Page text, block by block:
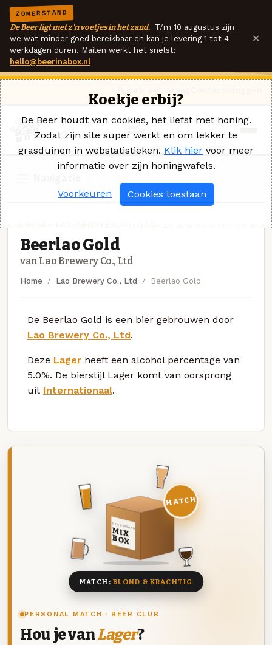
ZOMERSTAND
De Beer ligt met z'n voetjes in het zand. T/m 10 augustus zijn
we wat minder goed bereikbaar en kan je levering 1 tot 4
werkdagen duren. Mailen werkt het snelst:
hello@beerinabox.nl
×
Beerlao Gold
van Lao Brewery Co., Ltd
Home Lao Brewery Co., Ltd Beerlao Gold
De Beerlao Gold is een bier gebrouwen door
Lao Brewery Co., Ltd.
Deze Lager heeft een alcohol percentage van
5.0%. De bierstijl Lager komt van oorsprong
uit Internationaal.
PERSONAL MATCH · BEER CLUB
Hou je vanLager?
DEZE MAAND
MIX
BOX
8 BIEREN
MATCH
MATCH: BLOND & KRACHTIG
Koekje erbij?
De Beer houdt van cookies, het liefst met honing.
Zodat zijn site super werkt en om lekker te
grasduinen in webstatistieken. Klik hier voor meer
informatie over zijn honingwafels.
Voorkeuren Cookies toestaan